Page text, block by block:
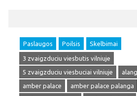
Paslaugos Poilsis Skelbimai
3 zvaigzduciu viesbutis vilniuje
5 zvaigzduciu viesbuciai vilniuje
amber palace
amber palace palanga